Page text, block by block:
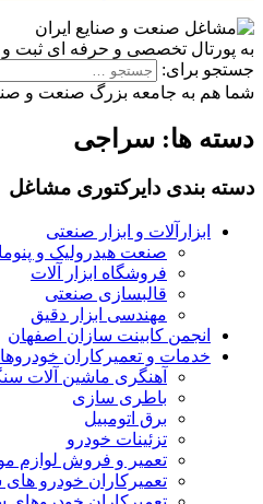
به پورتال تخصصی و حرفه ای ثبت و
جستجو برای:
شما هم به جامعه بزرگ صنعت و
دسته ها: سراجی
دسته بندی دایرکتوری مشاغل
ابزارآلات و ابزار صنعتی
صنعت هیدرولیک و
فروشگاه ابزار آلات
قالبسازی صنعتی
مهندسی ابزار دقیق
انجمن کابینت سازان اصفهان
خدمات و تعمیرکاران
آهنگری ماشین آلات
باطری سازی
برق اتومبیل
تزئینات خودرو
تعمیر و فروش لوازم
تعمیرکاران خودرو